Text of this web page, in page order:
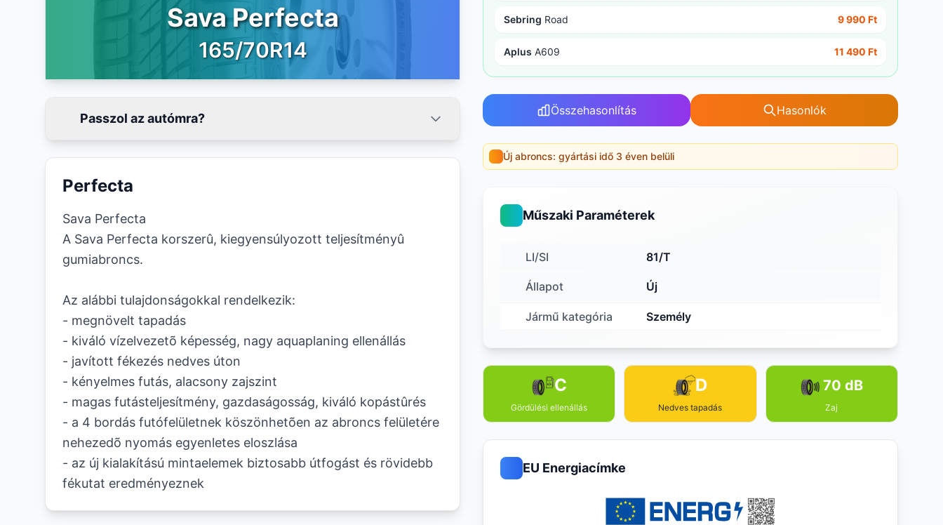
Sava Perfecta
165/70R14
Passzol az autómra?
Perfecta
Sava Perfecta
A Sava Perfecta korszerû, kiegyensúlyozott teljesítményû
gumiabroncs.
Az alábbi tulajdonságokkal rendelkezik:
- megnövelt tapadás
- kiváló vízelvezetõ képesség, nagy aquaplaning ellenállás
- javított fékezés nedves úton
- kényelmes futás, alacsony zajszint
- magas futásteljesítmény, gazdaságosság, kiváló kopástûrés
- a 4 bordás futófelületnek köszönhetõen az abroncs felületére
nehezedõ nyomás egyenletes eloszlása
- az új kialakítású mintaelemek biztosabb útfogást és rövidebb
fékutat eredményeznek
Sebring Road 9 990 Ft
Aplus A609 11 490 Ft
Összehasonlítás Hasonlók
Új abroncs: gyártási idő 3 éven belüli
Műszaki Paraméterek
LI/SI 81/T
Állapot Új
Jármű kategória Személy
C
Gördülési ellenállás
D
Nedves tapadás
70 dB
Zaj
EU Energiacímke